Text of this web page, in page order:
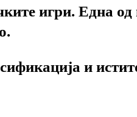
игри. Една од
и